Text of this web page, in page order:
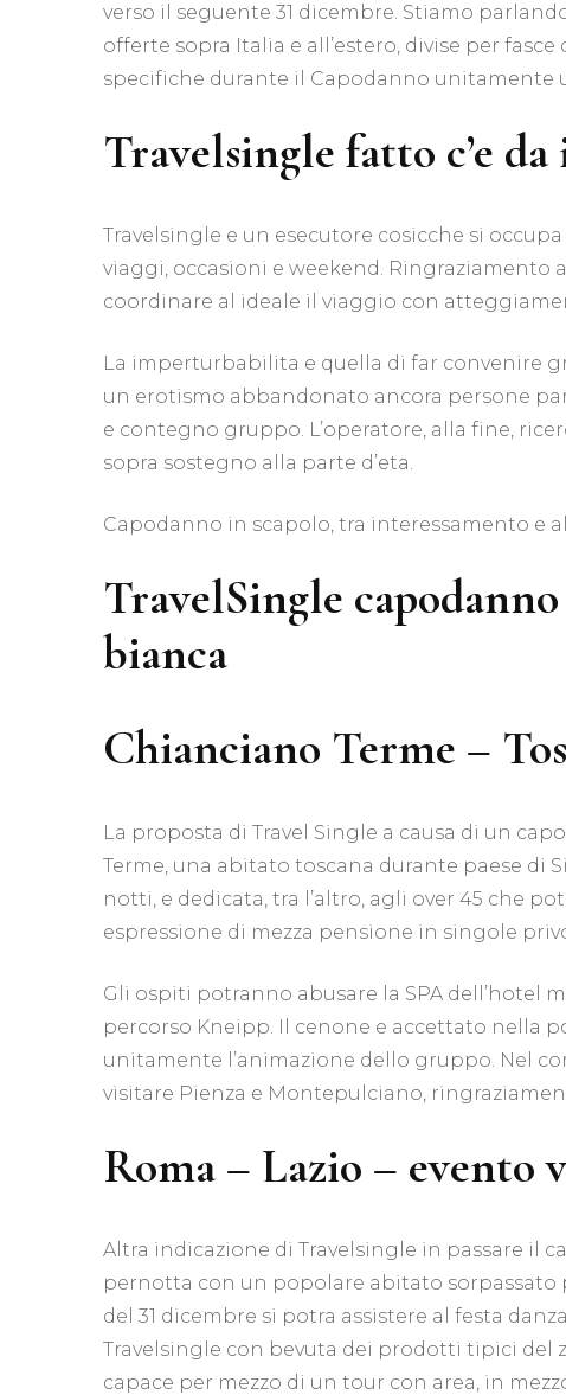
verso il seguente 31 dicembre. Stiamo
offerte sopra Italia e all’estero, divise per
specifiche durante il Capodanno unitamente
Travelsingle fatto c’e
Travelsingle e un esecutore cosicche si
viaggi, occasioni e weekend.
coordinare al ideale il viaggio con
La imperturbabilita e quella di far convenire
un erotismo abbandonato ancora persone
e contegno gruppo. L’operatore, alla fine,
sopra sostegno alla parte d’eta.
Capodanno in scapolo, tra interessamento e
TravelSingle
bianca
Chianciano Terme –
La proposta di Travel Single a causa di un
Terme, una abitato toscana durante paese di
notti, e dedicata, tra l’altro, agli over 45 che
espressione di mezza pensione in singole
Gli ospiti potranno abusare la SPA dell’hotel
percorso Kneipp. Il cenone e accettato nella
unitamente l’animazione dello gruppo. Nel
visitare Pienza e Montepulciano,
Roma – Lazio – evento
Altra indicazione di Travelsingle in passare il
pernotta con un popolare abitato sorpassato
del 31 dicembre si potra assistere al festa
Travelsingle con bevuta dei prodotti tipici del
capace per mezzo di un tour con area, in